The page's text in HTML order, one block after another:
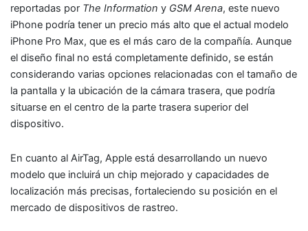
reportadas por The Information y GSM Arena, este nuevo
iPhone podría tener un precio más alto que el actual modelo
iPhone Pro Max, que es el más caro de la compañía. Aunque
el diseño final no está completamente definido, se están
considerando varias opciones relacionadas con el tamaño de
la pantalla y la ubicación de la cámara trasera, que podría
situarse en el centro de la parte trasera superior del
dispositivo.
En cuanto al AirTag, Apple está desarrollando un nuevo
modelo que incluirá un chip mejorado y capacidades de
localización más precisas, fortaleciendo su posición en el
mercado de dispositivos de rastreo.